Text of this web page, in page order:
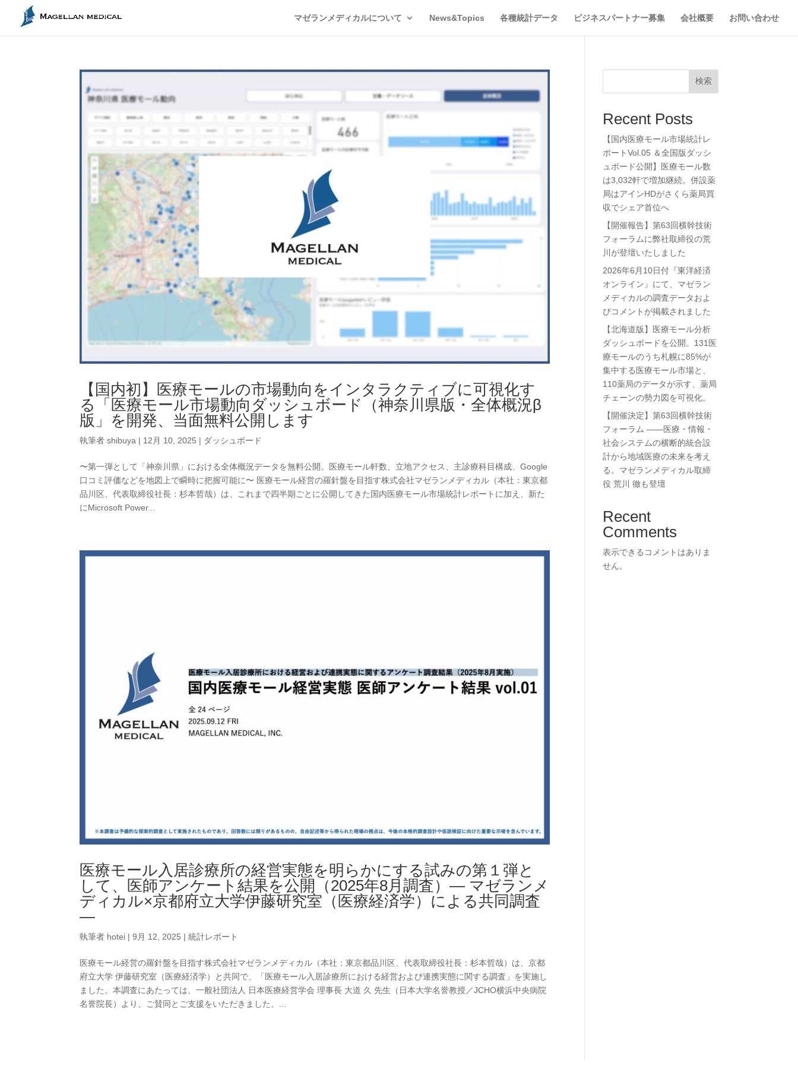
マゼランメディカルについて News&Topics 各種統計データ ビジネスパートナー募集 会社概要 お問い合わせ
【国内初】医療モールの市場動向をインタラクティブに可視化す
る「医療モール市場動向ダッシュボード（神奈川県版・全体概況β
版」を開発、当面無料公開します
執筆者shibuya | 12月 10, 2025 | ダッシュボード
〜第一弾として「神奈川県」における全体概況データを無料公開。医療モール軒数、立地アクセス、主診療科目構成、Google
口コミ評価などを地図上で瞬時に把握可能に〜 医療モール経営の羅針盤を目指す株式会社マゼランメディカル（本社：東京都
品川区、代表取締役社長：杉本哲哉）は、これまで四半期ごとに公開してきた国内医療モール市場統計レポートに加え、新た
にMicrosoft Power...
医療モール入居診療所の経営実態を明らかにする試みの第１弾と
して、医師アンケート結果を公開（2025年8月調査）― マゼランメ
ディカル×京都府立大学伊藤研究室（医療経済学）による共同調査
―
執筆者 hotei |9月 12, 2025 |統計レポート
医療モール経営の羅針盤を目指す株式会社マゼランメディカル（本社：東京都品川区、代表取締役社長：杉本哲哉）は、京都
府立大学 伊藤研究室（医療経済学）と共同で、「医療モール入居診療所における経営および連携実態に関する調査」を実施し
ました。本調査にあたっては、一般社団法人 日本医療経営学会 理事長 大道 久 先生（日本大学名誉教授／JCHO横浜中央病院
名誉院長）より、ご賛同とご支援をいただきました。...
検索
Recent Posts
【国内医療モール市場統計レ
ポートVol.05 ＆全国版ダッシ
ュボード公開】医療モール数
は3,032軒で増加継続。併設薬
局はアインHDがさくら薬局買
収でシェア首位へ
【開催報告】第63回横幹技術
フォーラムに弊社取締役の荒
川が登壇いたしました
2026年6月10日付『東洋経済
オンライン』にて、マゼラン
メディカルの調査データおよ
びコメントが掲載されました
【北海道版】医療モール分析
ダッシュボードを公開。131医
療モールのうち札幌に85%が
集中する医療モール市場と、
110薬局のデータが示す、薬局
チェーンの勢力図を可視化。
【開催決定】第63回横幹技術
フォーラム ——医療・情報・
社会システムの横断的統合設
計から地域医療の未来を考え
る。マゼランメディカル取締
役 荒川 徹も登壇
Recent
Comments
表示できるコメントはありま
せん。